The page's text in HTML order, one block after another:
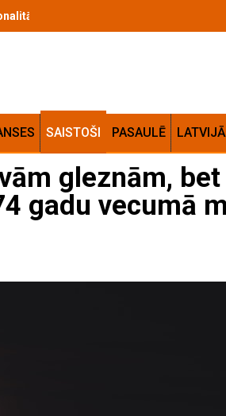
apvienojums jūsu mājās
SAISTOŠI PASAULĒ LATVIJĀ
gleznām,
gadu vecumā